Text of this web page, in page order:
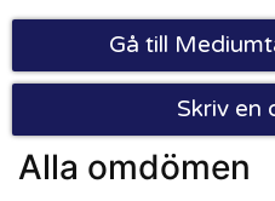
Gå till
Skriv en
Alla omdömen